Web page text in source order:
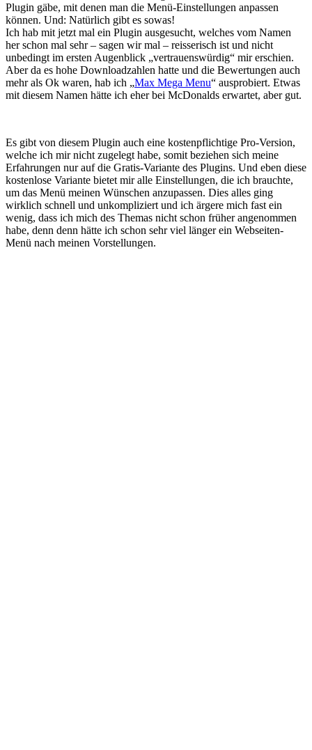
Plugin gäbe, mit denen man die Menü-Einstellungen anpassen
können. Und: Natürlich gibt es sowas!
Ich hab mit jetzt mal ein Plugin ausgesucht, welches vom Namen
her schon mal sehr – sagen wir mal – reisserisch ist und nicht
unbedingt im ersten Augenblick „vertrauenswürdig“ mir erschien.
Aber da es hohe Downloadzahlen hatte und die Bewertungen auch
mehr als Ok waren, hab ich „Max Mega Menu“ ausprobiert. Etwas
mit diesem Namen hätte ich eher bei McDonalds erwartet, aber gut.
Es gibt von diesem Plugin auch eine kostenpflichtige Pro-Version,
welche ich mir nicht zugelegt habe, somit beziehen sich meine
Erfahrungen nur auf die Gratis-Variante des Plugins. Und eben diese
kostenlose Variante bietet mir alle Einstellungen, die ich brauchte,
um das Menü meinen Wünschen anzupassen. Dies alles ging
wirklich schnell und unkompliziert und ich ärgere mich fast ein
wenig, dass ich mich des Themas nicht schon früher angenommen
habe, denn denn hätte ich schon sehr viel länger ein Webseiten-
Menü nach meinen Vorstellungen.